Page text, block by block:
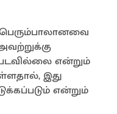
என்றும்
இது
என்றும்